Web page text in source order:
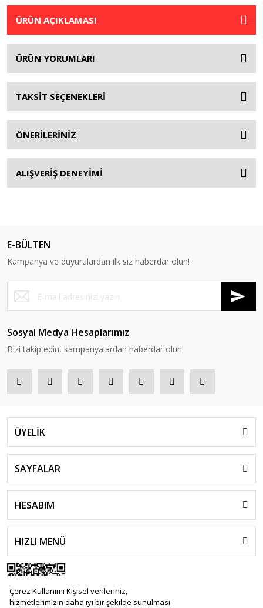
Çerez Kullanımı Kişisel verileriniz,
hizmetlerimizin daha iyi bir şekilde sunulması
ÜRÜN AÇIKLAMASI
ÜRÜN YORUMLARI
TAKSİT SEÇENEKLERİ
ÖNERİLERİNİZ
ALIŞVERİŞ DENEYİMİ
E-BÜLTEN
Kampanya ve duyurulardan ilk siz haberdar olun!
Sosyal Medya Hesaplarımız
Bizi takip edin, kampanyalardan haberdar olun!
ÜYELİK
SAYFALAR
HESABIM
HIZLI MENÜ